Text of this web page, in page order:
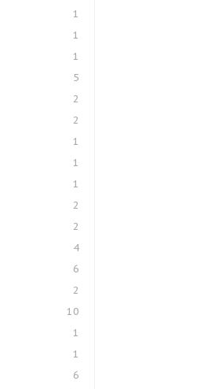
1
1
1
5
2
2
1
1
1
2
2
4
6
2
10
1
1
6